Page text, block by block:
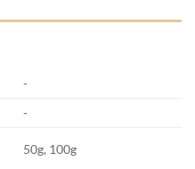
-
-
50g, 100g